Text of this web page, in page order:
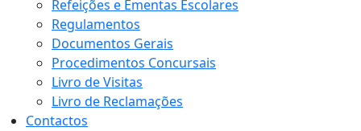
Refeições e Ementas Escolares
Regulamentos
Documentos Gerais
Procedimentos Concursais
Livro de Visitas
Livro de Reclamações
Contactos